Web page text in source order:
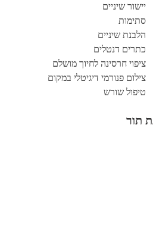
יישור שיניים
סתימות
הלבנת שיניים
כתרים דנטלים
ציפוי חרסינה לחיוך מושלם
צילום פנורמי דיגיטלי במקום
טיפול שורש
תור